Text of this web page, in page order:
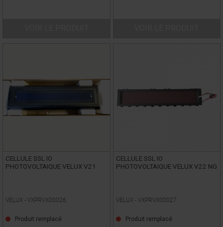
CELLULE SSL IO
PHOTOVOLTAIQUE VELUX V21
VELUX - VXPRVX00026
Produit remplacé
CELLULE SSL IO
PHOTOVOLTAIQUE VELUX V22 NG
VELUX - VXPRVX00027
Produit remplacé